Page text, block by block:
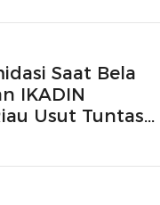
Saat Bela
IKADIN
Usut Tuntas